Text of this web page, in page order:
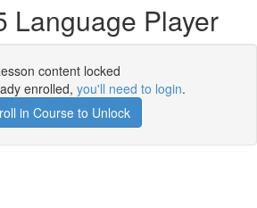
Language Player
content locked
enrolled, you'll need to login.
in Course to Unlock